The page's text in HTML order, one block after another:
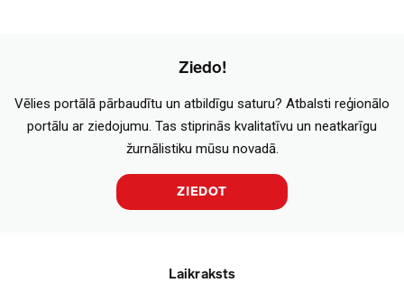
Ziedo!
Vēlies portālā pārbaudītu un atbildīgu saturu? Atbalsti reģionālo
portālu ar ziedojumu. Tas stiprinās kvalitatīvu un neatkarīgu
žurnālistiku mūsu novadā.
ZIEDOT
Laikraksts